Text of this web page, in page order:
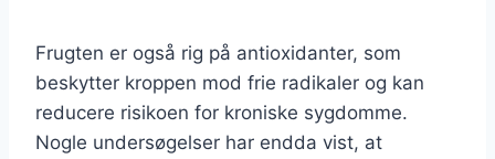
Frugten er også rig på antioxidanter, som
beskytter kroppen mod frie radikaler og kan
reducere risikoen for kroniske sygdomme.
Nogle undersøgelser har endda vist, at